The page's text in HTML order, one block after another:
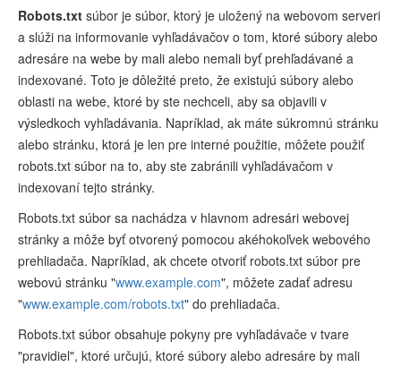
Robots.txt súbor je súbor, ktorý je uložený na webovom serveri
a slúži na informovanie vyhľadávačov o tom, ktoré súbory alebo
adresáre na webe by mali alebo nemali byť prehľadávané a
indexované. Toto je dôležité preto, že existujú súbory alebo
oblasti na webe, ktoré by ste nechceli, aby sa objavili v
výsledkoch vyhľadávania. Napríklad, ak máte súkromnú stránku
alebo stránku, ktorá je len pre interné použitie, môžete použiť
robots.txt súbor na to, aby ste zabránili vyhľadávačom v
indexovaní tejto stránky.
Robots.txt súbor sa nachádza v hlavnom adresári webovej
stránky a môže byť otvorený pomocou akéhokoľvek webového
prehliadača. Napríklad, ak chcete otvoriť robots.txt súbor pre
webovú stránku "www.example.com", môžete zadať adresu
"www.example.com/robots.txt" do prehliadača.
Robots.txt súbor obsahuje pokyny pre vyhľadávače v tvare
"pravidiel", ktoré určujú, ktoré súbory alebo adresáre by mali